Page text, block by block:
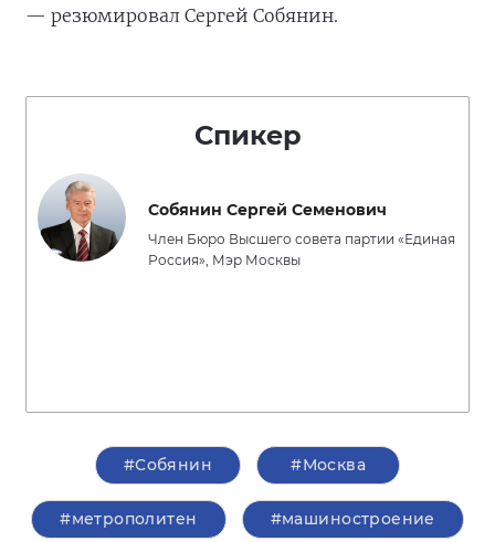
— резюмировал Сергей Собянин.
Спикер
Собянин Сергей Семенович
Член Бюро Высшего совета партии «Единая
Россия», Мэр Москвы
#Собянин #Москва
#метрополитен #машиностроение